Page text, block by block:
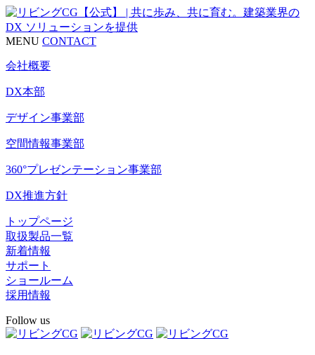
MENU CONTACT
会社概要
DX本部
デザイン事業部
空間情報事業部
360°プレゼンテーション事業部
DX推進方針
トップページ
取扱製品一覧
新着情報
サポート
ショールーム
採用情報
Follow us